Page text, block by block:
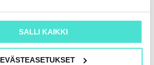
SALLI KAIKKI
EVÄSTEASETUKSET
muunnelma.
tehdä
valinnat